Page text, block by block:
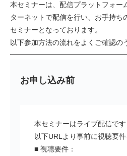
本セミナーは、配信プラットフォー
ターネットで配信を行い、お手持ち
セミナーとなっております。
以下参加方法の流れをよくご確認の
お申し込み前
本セミナーはライブ配信です
以下URLより事前に視聴要件
■ 視聴要件：